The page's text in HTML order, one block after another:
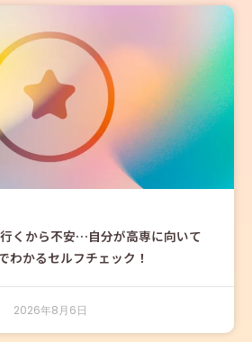
くから不安…自分が高専に向いて
わかるセルフチェック！
2026年8月6日